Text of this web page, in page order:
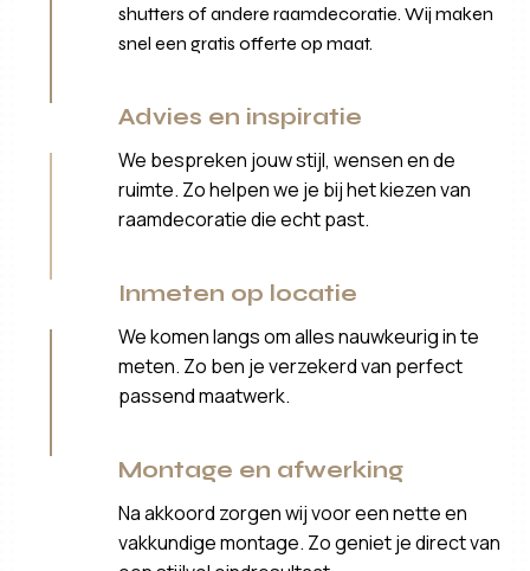
shutters of andere raamdecoratie. Wij maken
snel een gratis offerte op maat.
Advies en inspiratie
We bespreken jouw stijl, wensen en de
ruimte. Zo helpen we je bij het kiezen van
raamdecoratie die echt past.
Inmeten op locatie
We komen langs om alles nauwkeurig in te
meten. Zo ben je verzekerd van perfect
passend maatwerk.
Montage en afwerking
Na akkoord zorgen wij voor een nette en
vakkundige montage. Zo geniet je direct van